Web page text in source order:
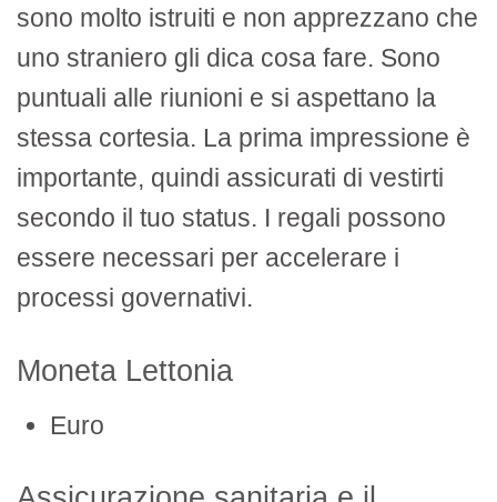
sono molto istruiti e non apprezzano che
uno straniero gli dica cosa fare. Sono
puntuali alle riunioni e si aspettano la
stessa cortesia. La prima impressione è
importante, quindi assicurati di vestirti
secondo il tuo status. I regali possono
essere necessari per accelerare i
processi governativi.
Moneta Lettonia
Euro